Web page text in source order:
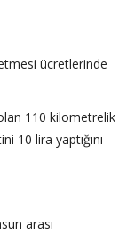
ücretlerinde
110 kilometrelik
10 lira yaptığını
arası